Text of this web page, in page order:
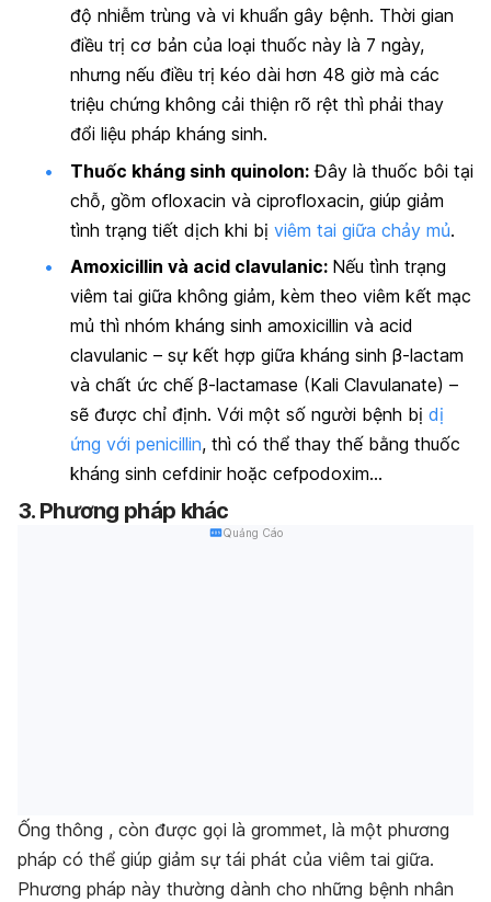
độ nhiễm trùng và vi khuẩn gây bệnh. Thời gian
điều trị cơ bản của loại thuốc này là 7 ngày,
nhưng nếu điều trị kéo dài hơn 48 giờ mà các
triệu chứng không cải thiện rõ rệt thì phải thay
đổi liệu pháp kháng sinh.
Thuốc kháng sinh quinolon: Đây là thuốc bôi tại
chỗ, gồm ofloxacin và ciprofloxacin, giúp giảm
tình trạng tiết dịch khi bị viêm tai giữa chảy mủ.
Amoxicillin và acid clavulanic: Nếu tình trạng
viêm tai giữa không giảm, kèm theo viêm kết mạc
mủ thì nhóm kháng sinh amoxicillin và acid
clavulanic – sự kết hợp giữa kháng sinh β-lactam
và chất ức chế β-lactamase (Kali Clavulanate) –
sẽ được chỉ định. Với một số người bệnh bị dị
ứng với penicillin, thì có thể thay thế bằng thuốc
kháng sinh cefdinir hoặc cefpodoxim…
3. Phương pháp khác
Quảng Cáo
Ống thông , còn được gọi là grommet, là một phương
pháp có thể giúp giảm sự tái phát của viêm tai giữa.
Phương pháp này thường dành cho những bệnh nhân